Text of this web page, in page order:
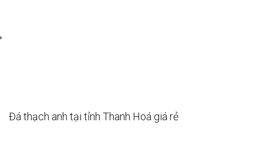
Đá thạch anh tại tỉnh Thanh Hoá giá rẻ